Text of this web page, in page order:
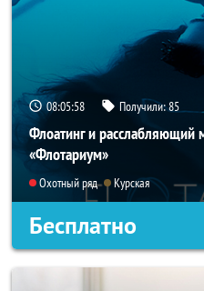
08:05:55 Получили:85
Флоатинг и расслабляющий
«Флотариум»
Охотный ряд Курская
Бесплатно